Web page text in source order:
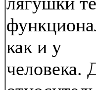
как и у
человека.